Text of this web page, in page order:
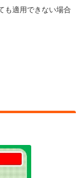
も適用できない場合